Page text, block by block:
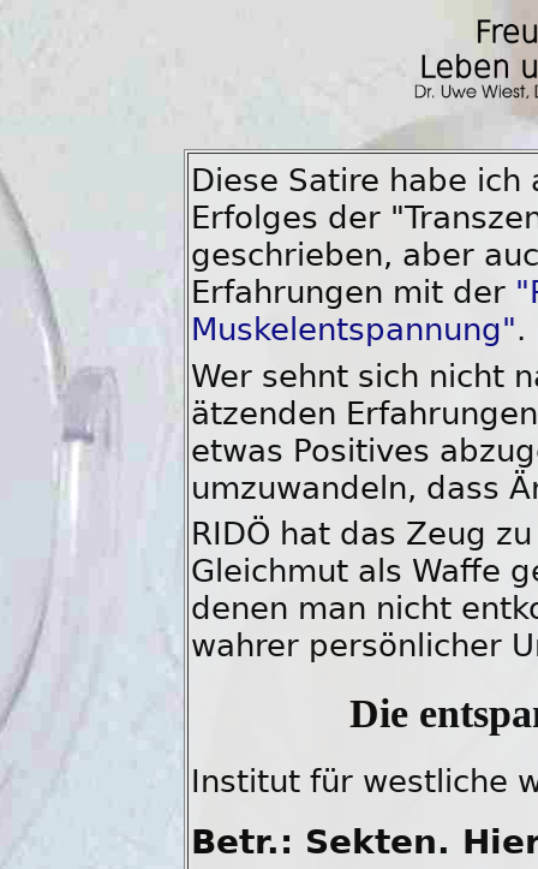
Diese Satire habe
Erfolges der
geschrieben, aber
Erfahrungen mit der
Muskelentspannung".
Wer sehnt sich nicht
ätzenden
etwas Positives
umzuwandeln, dass
RIDÖ hat das Zeug
Gleichmut als Waffe
denen man nicht
wahrer persönlicher
Die
Institut für westliche
Betr.: Sekten.